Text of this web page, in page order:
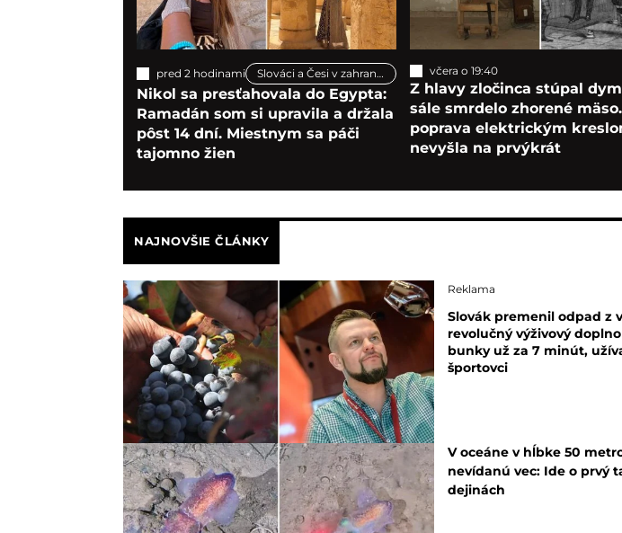
pred 2 hodinami Slováci a Česi v zahraničí
Nikol sa presťahovala do Egypta:
Ramadán som si upravila a držala
pôst 14 dní. Miestnym sa páči
tajomno žien
včera o 19:40
Z hlavy zločinca stúpal
sále smrdelo zhorené
poprava elektrickým
nevyšla na prvýkrát
NAJNOVŠIE ČLÁNKY
Reklama
Slovák premenil odpad z
revolučný výživový
bunky už za 7 minút,
športovci
V oceáne v hĺbke 50
nevídanú vec: Ide o prvý
dejinách